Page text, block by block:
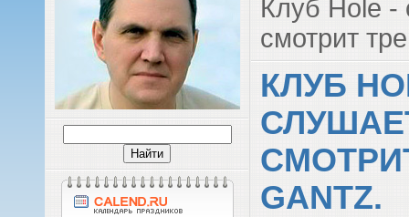
Клуб Hole -
смотрит
КЛУБ
GANTZ.